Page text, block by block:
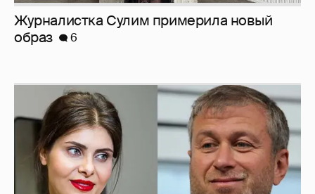
И снова невеста 357